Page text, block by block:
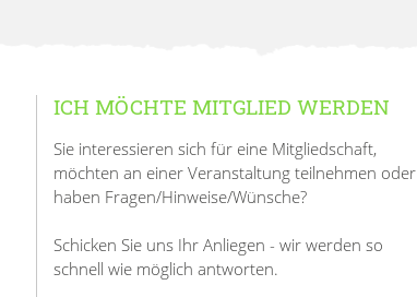
ICH MÖCHTE MITGLIED WERDEN
Sie interessieren sich für eine Mitgliedschaft,
möchten an einer Veranstaltung teilnehmen oder
haben Fragen/Hinweise/Wünsche?
Schicken Sie uns Ihr Anliegen - wir werden so
schnell wie möglich antworten.